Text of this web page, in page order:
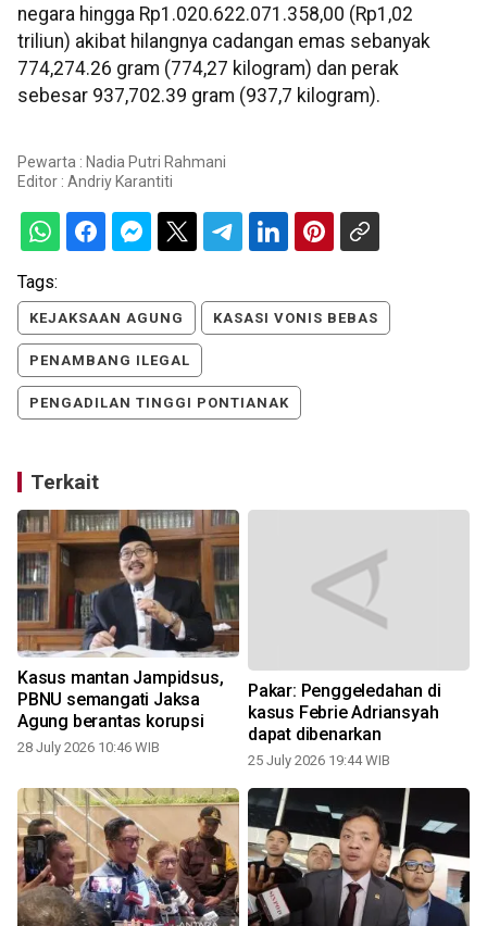
negara hingga Rp1.020.622.071.358,00 (Rp1,02
triliun) akibat hilangnya cadangan emas sebanyak
774,274.26 gram (774,27 kilogram) dan perak
sebesar 937,702.39 gram (937,7 kilogram).
Pewarta : Nadia Putri Rahmani
Editor : Andriy Karantiti
Tags:
KEJAKSAAN AGUNG KASASI VONIS BEBAS
PENAMBANG ILEGAL
PENGADILAN TINGGI PONTIANAK
Terkait
Kasus mantan Jampidsus,
PBNU semangati Jaksa
Agung berantas korupsi
28 July 2026 10:46 WIB
Pakar: Penggeledahan di
kasus Febrie Adriansyah
dapat dibenarkan
25 July 2026 19:44 WIB